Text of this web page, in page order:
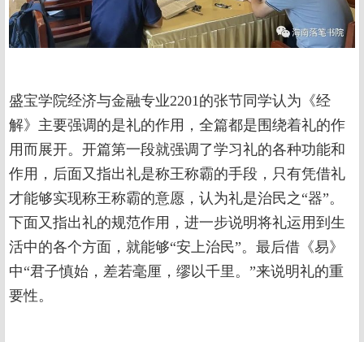
盛宝学院经济与金融专业2201的张节同学认为《经
解》主要强调的是礼的作用，全篇都是围绕着礼的作
用而展开。开篇第一段就强调了学习礼的各种功能和
作用，后面又指出礼是称王称霸的手段，只有凭借礼
才能够实现称王称霸的意愿，认为礼是治民之“器”。
下面又指出礼的规范作用，进一步说明将礼运用到生
活中的各个方面，就能够“安上治民”。最后借《易》
中“君子慎始，差若毫厘，缪以千里。”来说明礼的重
要性。